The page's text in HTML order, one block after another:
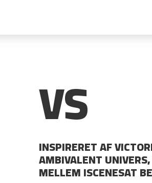
VS
INSPIRERET AF
AMBIVALENT
MELLEM ISCENESAT